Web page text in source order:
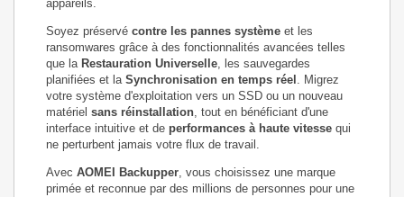
appareils.
Soyez préservé contre les pannes système et les
ransomwares grâce à des fonctionnalités avancées telles
que la Restauration Universelle, les sauvegardes
planifiées et la Synchronisation en temps réel . Migrez
votre système d'exploitation vers un SSD ou un nouveau
matériel sans réinstallation, tout en bénéficiant d'une
interface intuitive et de performances à haute vitesse qui
ne perturbent jamais votre flux de travail.
Avec AOMEI Backupper, vous choisissez une marque
primée et reconnue par des millions de personnes pour une